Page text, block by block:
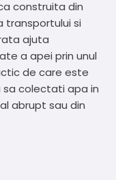
construita din
transportului si
ajuta
a apei prin unul
de care este
colectati apa in
abrupt sau din